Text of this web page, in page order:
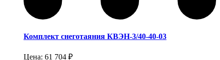
Комплект снеготаяния КВЭН-3/40-40-03
Цена: 61 704 ₽